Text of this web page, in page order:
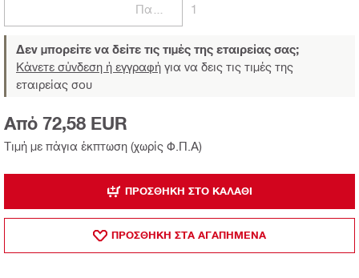
1
Δεν μπορείτε να δείτε τις τιμές της εταιρείας σας;
Κάνετε σύνδεση ή εγγραφή για να δεις τις τιμές της
εταιρείας σου
Τιμή με πάγια έκπτωση (χωρίς Φ.Π.Α)
Από 72,58 EUR
ΠΡΟΣΘΉΚΗ ΣΤΟ ΚΑΛΆΘΙ
ΠΡΟΣΘΗΚΗ ΣΤΑ ΑΓΑΠΗΜΕΝΑ